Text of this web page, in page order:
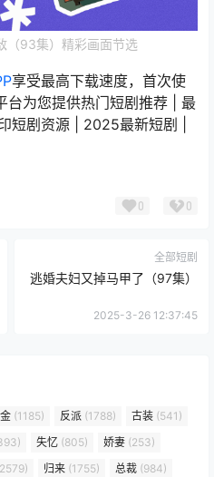
（93集）精彩画面节选
享受最高下载速度，首次使
台为您提供热门短剧推荐 | 最
短剧资源 | 2025最新短剧 |
0 0
全部短剧
逃婚夫妇又掉马甲了（97集）
2025-3-26 12:37:45
(1185) 反派 (1788) 古装 (541)
失忆 (805) 娇妻 (253)
归来 (1755) 总裁 (984)